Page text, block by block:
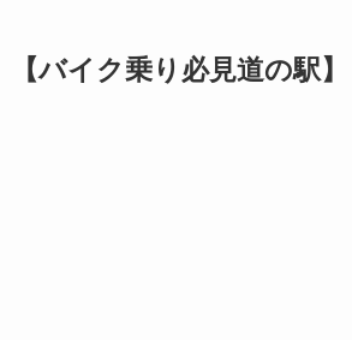
【バイク乗り必見道の駅